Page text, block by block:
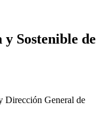
Sostenible de
Dirección General de